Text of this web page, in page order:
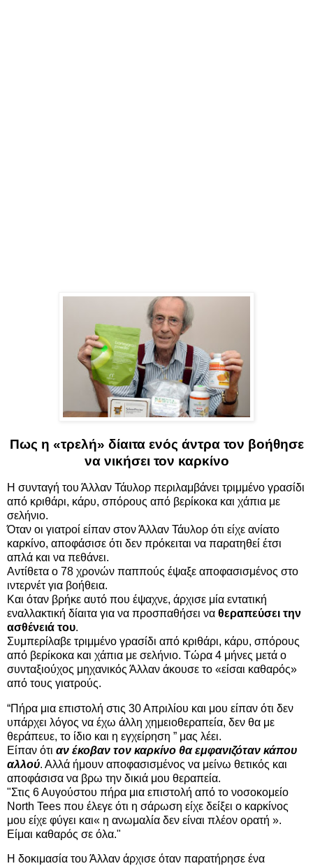
Πως η «τρελή» δίαιτα ενός άντρα τον βοήθησε
να νικήσει τον καρκίνο
Η συνταγή του Άλλαν Τάυλορ περιλαμβάνει τριμμένο γρασίδι
από κριθάρι, κάρυ, σπόρους από βερίκοκα και χάπια με
σελήνιο.
Όταν οι γιατροί είπαν στον Άλλαν Τάυλορ ότι είχε ανίατο
καρκίνο, αποφάσισε ότι δεν πρόκειται να παρατηθεί έτσι
απλά και να πεθάνει.
Αντίθετα ο 78 χρονών παππούς έψαξε αποφασισμένος στο
ιντερνέτ για βοήθεια.
Και όταν βρήκε αυτό που έψαχνε, άρχισε μία εντατική
εναλλακτική δίαιτα για να προσπαθήσει να θεραπεύσει την
ασθένειά του.
Συμπερίλαβε τριμμένο γρασίδι από κριθάρι, κάρυ, σπόρους
από βερίκοκα και χάπια με σελήνιο. Τώρα 4 μήνες μετά ο
συνταξιούχος μηχανικός Άλλαν άκουσε το «είσαι καθαρός»
από τους γιατρούς.
“Πήρα μια επιστολή στις 30 Απριλίου και μου είπαν ότι δεν
υπάρχει λόγος να έχω άλλη χημειοθεραπεία, δεν θα με
θεράπευε, το ίδιο και η εγχείρηση ” μας λέει.
Είπαν ότι αν έκοβαν τον καρκίνο θα εμφανιζόταν κάπου
αλλού. Αλλά ήμουν αποφασισμένος να μείνω θετικός και
αποφάσισα να βρω την δικιά μου θεραπεία.
"Στις 6 Αυγούστου πήρα μια επιστολή από το νοσοκομείο
North Tees που έλεγε ότι η σάρωση είχε δείξει ο καρκίνος
μου είχε φύγει και« η ανωμαλία δεν είναι πλέον ορατή ».
Είμαι καθαρός σε όλα."
Η δοκιμασία του Άλλαν άρχισε όταν παρατήρησε ένα